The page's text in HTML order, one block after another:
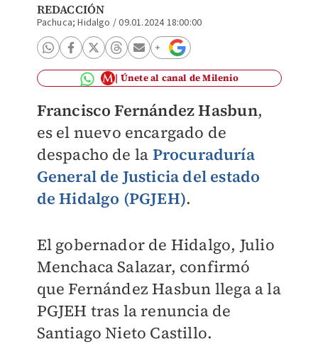
REDACCIÓN
Pachuca; Hidalgo /09.01.2024 18:00:00
Únete al canal de Milenio
Francisco Fernández Hasbun,
es el nuevo encargado de
despacho de la Procuraduría
General de Justicia del estado
de Hidalgo (PGJEH).
El gobernador de Hidalgo, Julio
Menchaca Salazar, confirmó
que Fernández Hasbun llega a la
PGJEH tras la renuncia de
Santiago Nieto Castillo.